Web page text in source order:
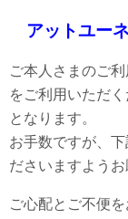
アットユー
ご本人さまのご
をご利用いただ
となります。
お手数ですが、
ださいますようお
ご心配とご不便